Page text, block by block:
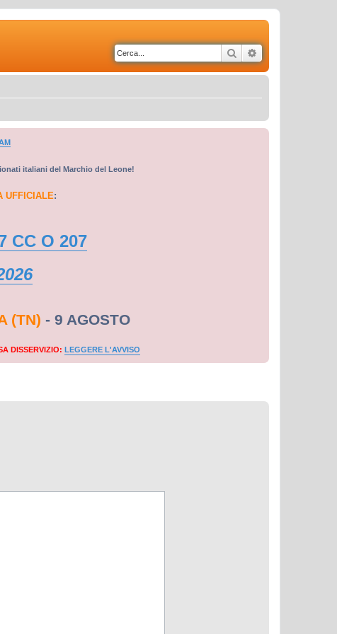
Cerca
italiani del Marchio del Leone!
UFFICIALE:
CC O 207
(TN) - 9 AGOSTO
DISSERVIZIO: LEGGERE L'AVVISO